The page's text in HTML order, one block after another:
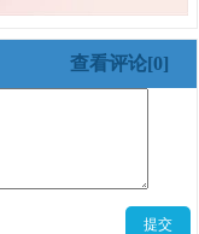
查看评论[0]